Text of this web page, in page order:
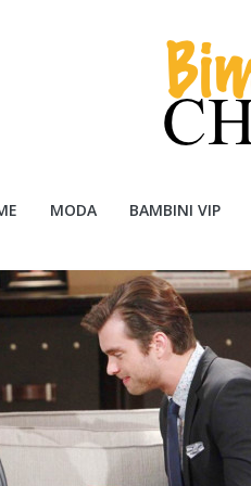
MODA BAMBINI VIP